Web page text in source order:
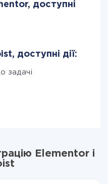
доступні
доступні дії:
задачі
Elementor і